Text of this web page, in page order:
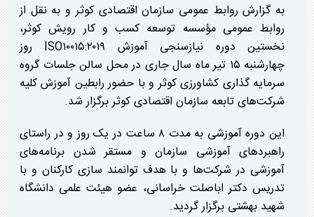
به گزارش روابط عمومی سازمان اقتصادی کوثر و به نقل از
روابط عمومی مؤسسه توسعه کسب و کار رویش کوثر،
نخستین دوره نیازسنجی آموزش ISO۱۰۰۱۵:۲۰۱۹ روز
چهارشنبه ۱۵ تیر ماه سال جاری در محل سالن جلسات گروه
سرمایه گذاری کشاورزی کوثر و با حضور رابطین آموزش کلیه
شرکت‌های تابعه سازمان اقتصادی کوثر برگزار شد.
این دوره آموزشی به مدت ۸ ساعت در یک روز و در راستای
راهبرد‌های آموزشی سازمان و مستقر شدن برنامه‌های
آموزشی در شرکت‌ها و با هدف توانمند سازی کارکنان و با
تدریس دکتر اباصلت خراسانی، عضو هیئت علمی دانشگاه
شهید بهشتی برگزار گردید.